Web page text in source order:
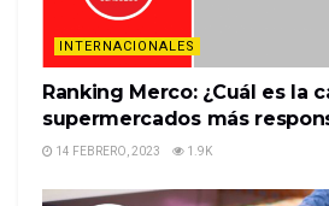
%%item_leer_más_button%%
INTERNACIONALES
Ranking Merco: ¿Cuál es la
supermercados más
14 FEBRERO, 2023 1.9K